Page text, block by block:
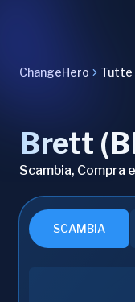
ChangeHero Tutte
Brett
Scambia,
SCAMBIA